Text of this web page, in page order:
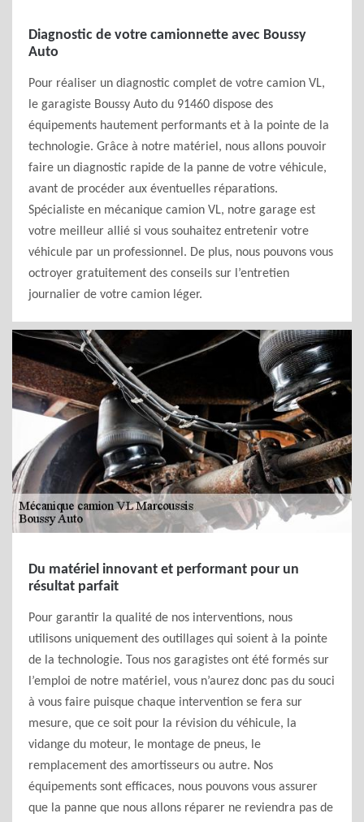
Diagnostic de votre camionnette avec Boussy
Auto
Pour réaliser un diagnostic complet de votre camion VL,
le garagiste Boussy Auto du 91460 dispose des
équipements hautement performants et à la pointe de la
technologie. Grâce à notre matériel, nous allons pouvoir
faire un diagnostic rapide de la panne de votre véhicule,
avant de procéder aux éventuelles réparations.
Spécialiste en mécanique camion VL, notre garage est
votre meilleur allié si vous souhaitez entretenir votre
véhicule par un professionnel. De plus, nous pouvons vous
octroyer gratuitement des conseils sur l’entretien
journalier de votre camion léger.
Du matériel innovant et performant pour un
résultat parfait
Pour garantir la qualité de nos interventions, nous
utilisons uniquement des outillages qui soient à la pointe
de la technologie. Tous nos garagistes ont été formés sur
l’emploi de notre matériel, vous n’aurez donc pas du souci
à vous faire puisque chaque intervention se fera sur
mesure, que ce soit pour la révision du véhicule, la
vidange du moteur, le montage de pneus, le
remplacement des amortisseurs ou autre. Nos
équipements sont efficaces, nous pouvons vous assurer
que la panne que nous allons réparer ne reviendra pas de